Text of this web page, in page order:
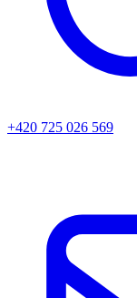
+420 725 026 569